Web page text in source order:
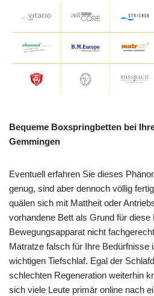
Bequeme Boxspringbetten bei
Gemmingen
Eventuell erfahren Sie dieses
genug, sind aber dennoch völlig
quälen sich mit Mattheit oder
vorhandene Bett als Grund für
Bewegungsapparat nicht
Matratze falsch für Ihre Bedürfnisse
wichtigen Tiefschlaf. Egal der
schlechten Regeneration weiterhin
sich viele Leute primär online nach